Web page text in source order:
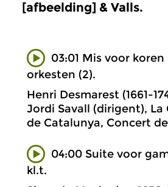
[afbeelding] & Valls.
03:01 Mis voor koren
orkesten (2).
Henri Desmarest (1661-
Jordi Savall (dirigent), La
de Catalunya, Concert
04:00 Suite voor
kl.t.